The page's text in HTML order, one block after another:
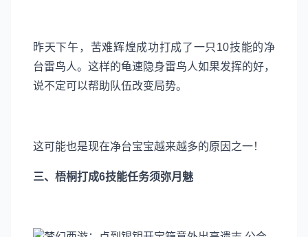
昨天下午，苦难辉煌成功打成了一只10技能的净
台雷鸟人。这样的龟速隐身雷鸟人如果发挥的好，
说不定可以帮助队伍改变局势。
这可能也是现在净台宝宝越来越多的原因之一！
三、梧桐打成6技能任务须弥月魅